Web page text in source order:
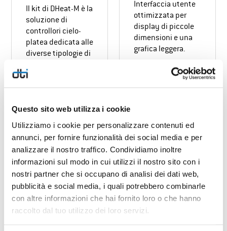
Questo sito web utilizza i cookie
Utilizziamo i cookie per personalizzare contenuti ed
annunci, per fornire funzionalità dei social media e per
analizzare il nostro traffico. Condividiamo inoltre
informazioni sul modo in cui utilizzi il nostro sito con i
nostri partner che si occupano di analisi dei dati web,
pubblicità e social media, i quali potrebbero combinarle
con altre informazioni che hai fornito loro o che hanno
raccolto dal tuo utilizzo dei loro servizi.
Il kit di DHeat-M è la
soluzione di
controllori cielo-
platea dedicata alle
diverse tipologie di
mondo
pizza&bakery ed è
componenti: la
power unit e
display.
SCOPRI DI PIÙ
Interfaccia utente
ottimizzata per
display di piccole
dimensioni e una
grafica leggera.
SCOPRI DI PIÙ